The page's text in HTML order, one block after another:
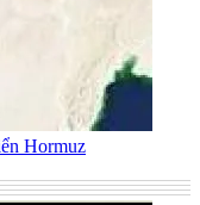
Hormuz